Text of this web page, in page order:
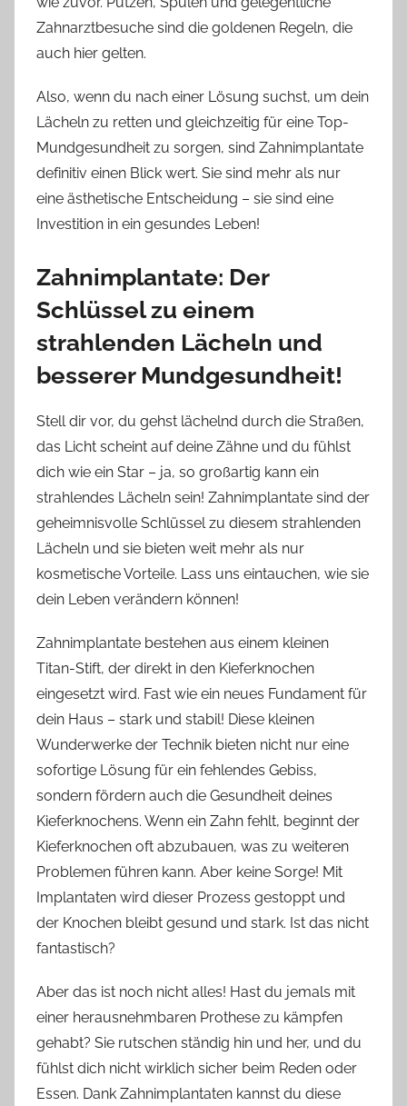
Zahnarztbesuche sind die goldenen Regeln, die
auch hier gelten.
Also, wenn du nach einer Lösung suchst, um dein
Lächeln zu retten und gleichzeitig für eine Top-
Mundgesundheit zu sorgen, sind Zahnimplantate
definitiv einen Blick wert. Sie sind mehr als nur
eine ästhetische Entscheidung – sie sind eine
Investition in ein gesundes Leben!
Zahnimplantate: Der
Schlüssel zu einem
strahlenden Lächeln und
besserer Mundgesundheit!
Stell dir vor, du gehst lächelnd durch die Straßen,
das Licht scheint auf deine Zähne und du fühlst
dich wie ein Star – ja, so großartig kann ein
strahlendes Lächeln sein! Zahnimplantate sind der
geheimnisvolle Schlüssel zu diesem strahlenden
Lächeln und sie bieten weit mehr als nur
kosmetische Vorteile. Lass uns eintauchen, wie sie
dein Leben verändern können!
Zahnimplantate bestehen aus einem kleinen
Titan-Stift, der direkt in den Kieferknochen
eingesetzt wird. Fast wie ein neues Fundament für
dein Haus – stark und stabil! Diese kleinen
Wunderwerke der Technik bieten nicht nur eine
sofortige Lösung für ein fehlendes Gebiss,
sondern fördern auch die Gesundheit deines
Kieferknochens. Wenn ein Zahn fehlt, beginnt der
Kieferknochen oft abzubauen, was zu weiteren
Problemen führen kann. Aber keine Sorge! Mit
Implantaten wird dieser Prozess gestoppt und
der Knochen bleibt gesund und stark. Ist das nicht
fantastisch?
Aber das ist noch nicht alles! Hast du jemals mit
einer herausnehmbaren Prothese zu kämpfen
gehabt? Sie rutschen ständig hin und her, und du
fühlst dich nicht wirklich sicher beim Reden oder
Essen. Dank Zahnimplantaten kannst du diese